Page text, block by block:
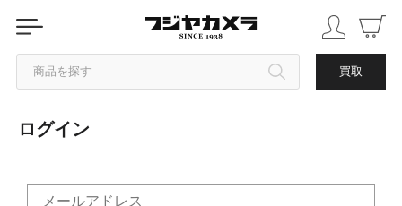
商品を探す 買取
カテゴリから探す
ログイン